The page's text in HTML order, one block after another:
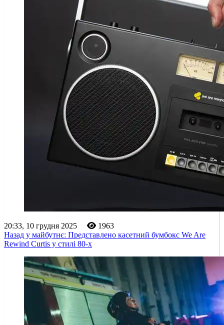
20:33, 10 грудня 2025
1963
Назад у майбутнє: Представлено касетний бумбокс We Are
Rewind Curtis у стилі 80-х